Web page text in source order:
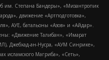
им. Степана Бандеры», «Мизантропик
движение «Артподготовка»,
АУЕ, батальоны «Азов» и «Айдар».
«Движение Талибан», «Имарат
Джебхад-ан-Нусра, «АУМ Синрике»,
исламского Магриба», «Сеть»,